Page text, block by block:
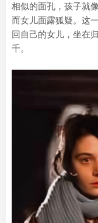
相似的面孔，孩子就
而女儿面露狐疑。这
回自己的女儿，坐在
千。